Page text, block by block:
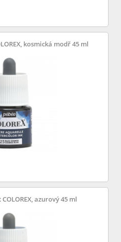
kosmická modř 45 ml
azurový 45 ml